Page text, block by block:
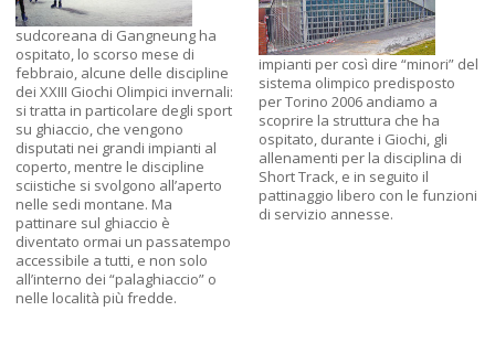
sudcoreana di Gangneung ha
ospitato, lo scorso mese di
febbraio, alcune delle discipline
dei XXIII Giochi Olimpici invernali:
si tratta in particolare degli sport
su ghiaccio, che vengono
disputati nei grandi impianti al
coperto, mentre le discipline
sciistiche si svolgono all’aperto
nelle sedi montane. Ma
pattinare sul ghiaccio è
diventato ormai un passatempo
accessibile a tutti, e non solo
all’interno dei “palaghiaccio” o
nelle località più fredde.
impianti per così dire “minori” del
sistema olimpico predisposto
per Torino 2006 andiamo a
scoprire la struttura che ha
ospitato, durante i Giochi, gli
allenamenti per la disciplina di
Short Track, e in seguito il
pattinaggio libero con le funzioni
di servizio annesse.